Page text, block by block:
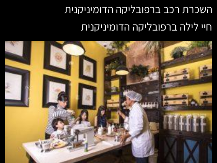
השכרת רכב ברפובליקה הדומיניקנית
חיי לילה ברפובליקה הדומיניקנית